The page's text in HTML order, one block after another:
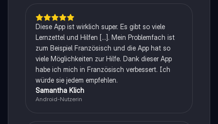
Diese App ist wirklich super. Es gibt so viele
Lernzettel und Hilfen [...]. Mein Problemfach ist
zum Beispiel Französisch und die App hat so
viele Möglichkeiten zur Hilfe. Dank dieser App
habe ich mich in Französisch verbessert. Ich
würde sie jedem empfehlen.
Samantha Klich
Android-Nutzerin